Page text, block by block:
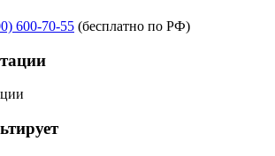
600-70-55 (бесплатно по РФ)